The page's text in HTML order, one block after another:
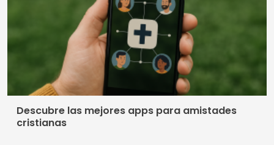
Descubre las mejores apps para amistades
cristianas